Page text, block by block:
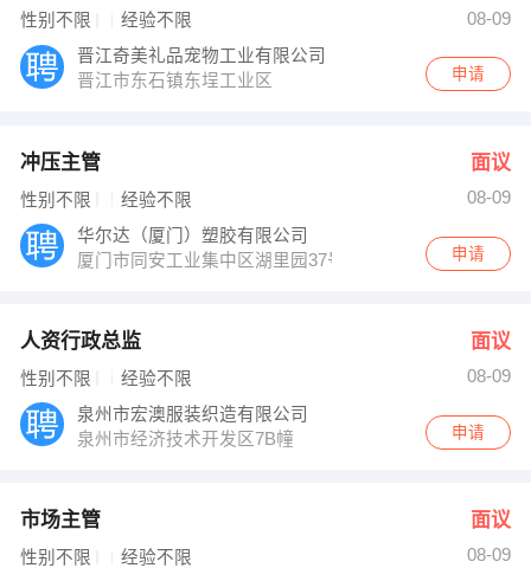
性别不限 经验不限
08-09
晋江奇美礼品宠物工业有限公司
晋江市东石镇东埕工业区
申请
冲压主管 面议
性别不限 经验不限
08-09
华尔达（厦门）塑胶有限公司
厦门市同安工业集中区湖里园37号
申请
人资行政总监 面议
性别不限 经验不限
08-09
泉州市宏澳服装织造有限公司
泉州市经济技术开发区7B幢
申请
市场主管 面议
性别不限 经验不限
08-09